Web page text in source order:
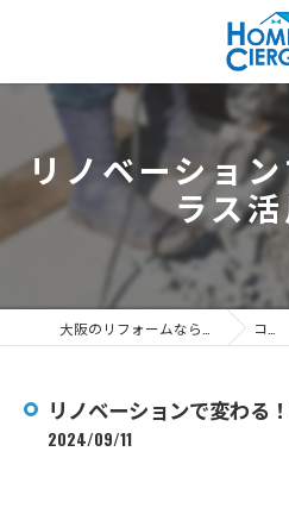
リノベーショ
ラス
コラム
リノベーションで変わる
2024/09/11